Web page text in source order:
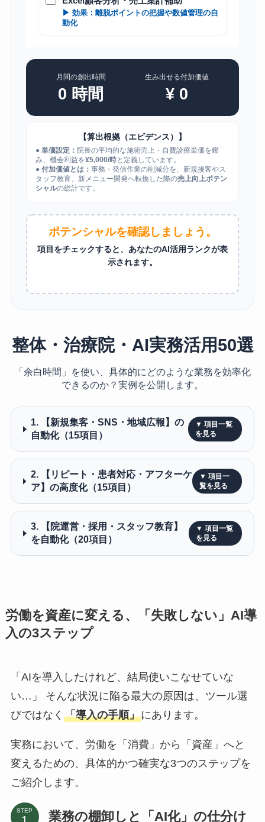
▶ 効果：離脱ポイントの把握や数値管理の自
動化
月間の創出時間
0 時間
生み出せる付加価値
¥ 0
【算出根拠（エビデンス）】
● 単価設定： 院長の平均的な施術売上・自費診療単価を鑑
み、機会利益を¥5,000/時と定義しています。
● 付加価値とは： 事務・発信作業の削減分を、新規接客やス
タッフ教育、新メニュー開発へ転換した際の売上向上ポテン
シャルの総計です。
ポテンシャルを確認しましょう。
項目をチェックすると、あなたのAI活用ランクが表
示されます。
整体・治療院・AI実務活用50選
「余白時間」を使い、具体的にどのような業務を効率化
できるのか？実例を公開します。
1. 【新規集客・SNS・地域広報】の
自動化（15項目）
2. 【リピート・患者対応・アフターケ
ア】の高度化（15項目）
3. 【院運営・採用・スタッフ教育】
を自動化（20項目）
労働を資産に変える、「失敗しない」AI導
入の3ステップ
「AIを導入したけれど、結局使いこなせていな
い…」 そんな状況に陥る最大の原因は、ツール選
びではなく 「導入の手順」にあります。
実務において、労働を「消費」から「資産」へと
変えるための、具体的かつ確実な3つのステップを
ご紹介します。
STEP 業務の棚卸しと「AI化」の仕分け